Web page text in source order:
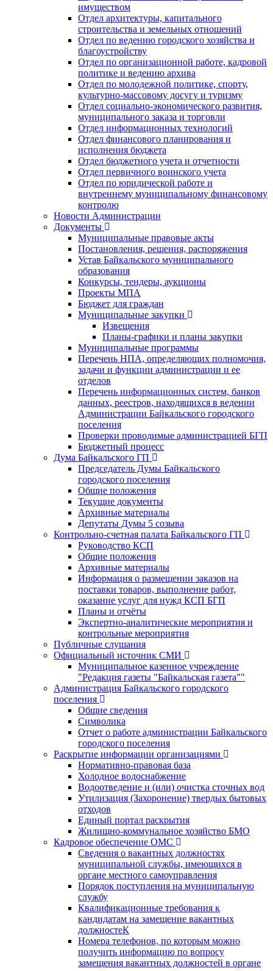
имуществом
Отдел архитектуры, капитального
строительства и земельных отношений
Отдел по ведению городского хозяйства и
благоустройству
Отдел по организационной работе, кадровой
политике и ведению архива
Отдел по молодежной политике, спорту,
культурно-массовому досугу и туризму
Отдел социально-экономического развития,
муниципального заказа и торговли
Отдел информационных технологий
Отдел финансового планирования и
исполнения бюджета
Отдел бюджетного учета и отчетности
Отдел первичного воинского учета
Отдел по юридической работе и
внутреннему муниципальному финансовому
контролю
Новости Администрации
Документы
Муниципальные правовые акты
Постановления, решения, распоряжения
Устав Байкальского муниципального
образования
Конкурсы, тендеры, аукционы
Проекты МПА
Бюджет для граждан
Муниципальные закупки
Извещения
Планы-графики и планы закупки
Муниципальные программы
Перечень НПА, определяющих полномочия,
задачи и функции администрации и ее
отделов
Перечень информационных систем, банков
данных, реестров, находящихся в ведении
Администрации Байкальского городского
поселения
Проверки проводимые администрацией БГП
Бюджетный процесс
Дума Байкальского ГП
Председатель Думы Байкальского
городского поселения
Общие положения
Текущие документы
Архивные материалы
Депутаты Думы 5 созыва
Контрольно-счетная палата Байкальского ГП
Руководство КСП
Общие положения
Архивные материалы
Информация о размещении заказов на
поставки товаров, выполнение работ,
оказание услуг для нужд КСП БГП
Планы и отчёты
Экспертно-аналитические мероприятия и
контрольные мероприятия
Публичные слушания
Официальный источник СМИ
Муниципальное казенное учреждение
"Редакция газеты "Байкальская газета""
Администрация Байкальского городского
поселения
Общие сведения
Символика
Отчет о работе администрации Байкальского
городского поселения
Раскрытие информации организациями
Нормативно-правовая база
Холодное водоснабжение
Водоотведение и (или) очистка сточных вод
Утилизация (Захоронение) твердых бытовых
отходов
Единый портал раскрытия
Жилищно-коммунальное хозяйство БМО
Кадровое обеспечение ОМС
Сведения о вакантных должностях
муниципальной службы, имеющихся в
органе местного самоуправления
Порядок поступления на муниципальную
службу
Квалификационные требования к
кандидатам на замещение вакантных
должностеК
Номера телефонов, по которым можно
получить информацию по вопросу
замещения вакантных должностей в органе